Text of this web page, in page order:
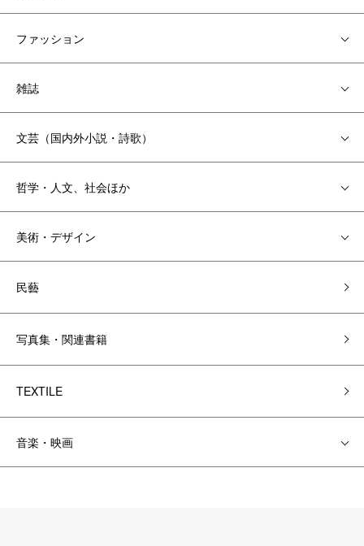
ファッション
雑誌
文芸（国内外小説・詩歌）
哲学・人文、社会ほか
美術・デザイン
民藝
写真集・関連書籍
TEXTILE
音楽・映画